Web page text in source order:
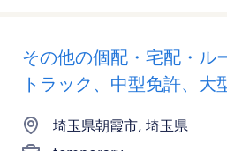
その他の個配・宅配・ル
トラック、中型免許、大
埼玉県朝霞市, 埼玉県